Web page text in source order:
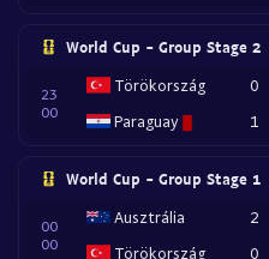
World Cup - Group Stage 2
23
00
Törökország
Paraguay
0
1
World Cup - Group Stage 1
00
00
Ausztrália
Törökország
2
0